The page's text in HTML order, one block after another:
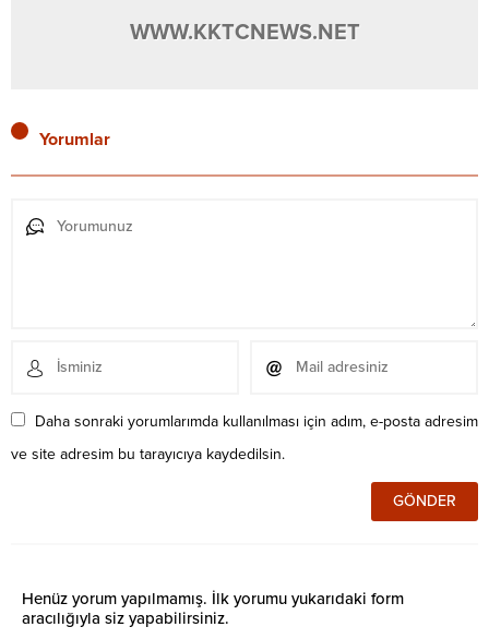
WWW.KKTCNEWS.NET
Yorumlar
Daha sonraki yorumlarımda kullanılması için adım, e-posta adresim
ve site adresim bu tarayıcıya kaydedilsin.
Henüz yorum yapılmamış. İlk yorumu yukarıdaki form
aracılığıyla siz yapabilirsiniz.